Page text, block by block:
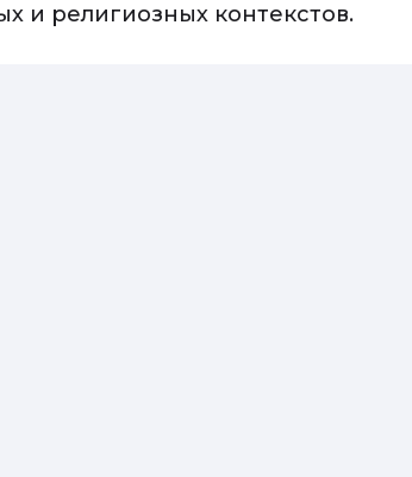
и религиозных контекстов.